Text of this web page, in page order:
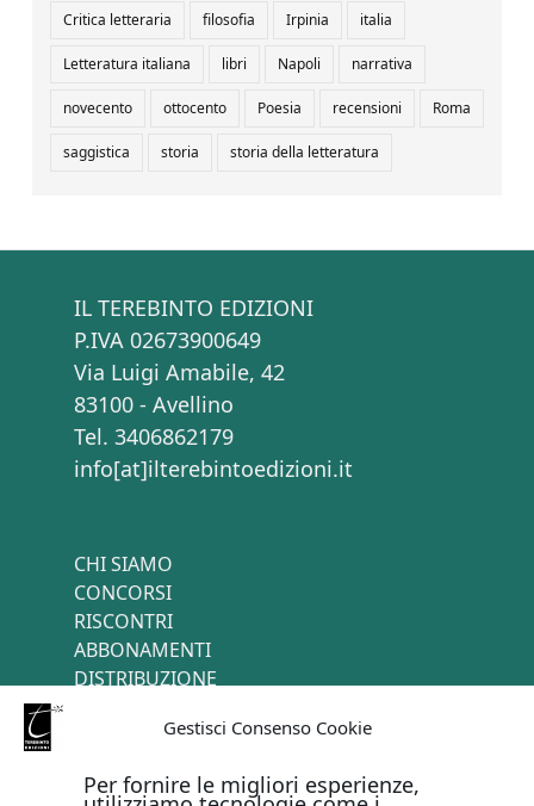
Gestisci Consenso Cookie
Per fornire le migliori esperienze,
Critica letteraria filosofia Irpinia italia
Letteratura italiana libri Napoli narrativa
novecento ottocento Poesia recensioni Roma
saggistica storia storia della letteratura
IL TEREBINTO EDIZIONI
P.IVA 02673900649
Via Luigi Amabile, 42
83100 - Avellino
Tel. 3406862179
info[at]ilterebintoedizioni.it
CHI SIAMO
CONCORSI
RISCONTRI
ABBONAMENTI
DISTRIBUZIONE